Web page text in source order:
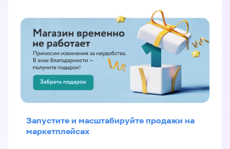
Запустите и масштабируйте продажи на
маркетплейсах